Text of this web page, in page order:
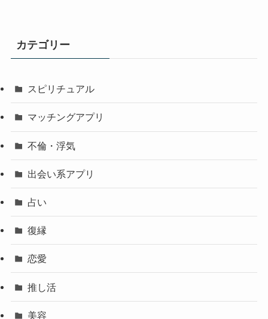
カテゴリー
スピリチュアル
マッチングアプリ
不倫・浮気
出会い系アプリ
占い
復縁
恋愛
推し活
美容